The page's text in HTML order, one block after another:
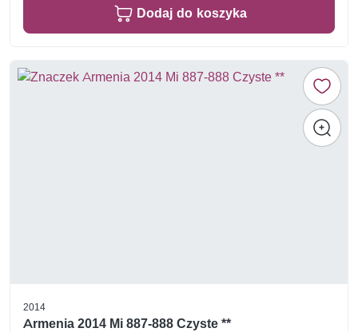
Dodaj do koszyka
2014
Armenia 2014 Mi 887-888 Czyste **